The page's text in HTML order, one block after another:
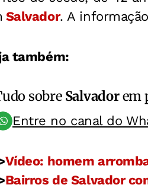
Salvador. A
também:
sobre Salvadorem
Entre no canal do
Vídeo: homem
Bairros de Salvador